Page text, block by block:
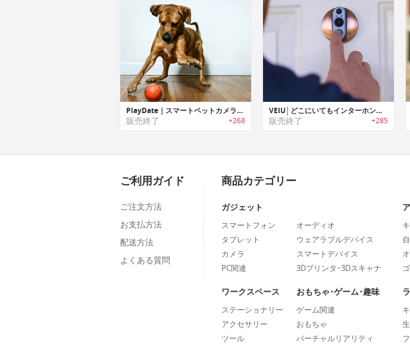
PlayDate｜スマートペットカメラボール「プレイデート」
販売終了 +268
VEIU│どこにいてもインターホンからの映像と音声を確認可能なスマートドアベル「ビュー」
販売終了 +285
ご利用ガイド
ご注文方法
お支払方法
配送方法
よくある質問
商品カテゴリー
ガジェット
スマートフォン
タブレット
カメラ
PC関連
オーディオ
ウェアラブルデバイス
スマートデバイス
3Dプリンタ･3Dスキャナ
ワークスペース
ステーショナリー
アクセサリー
ツール
おもちゃ･ゲーム･趣味
ゲーム関連
おもちゃ
バーチャルリアリティ